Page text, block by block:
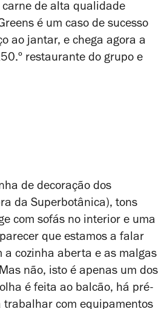
carne de alta qualidade
é um caso de sucesso
ao jantar, e chega agora a
restaurante do grupo e
de decoração dos
da Superbotânica), tons
com sofás no interior e uma
que estamos a falar
cozinha aberta e as malgas
não, isto é apenas um dos
é feita ao balcão, há pré-
trabalhar com equipamentos